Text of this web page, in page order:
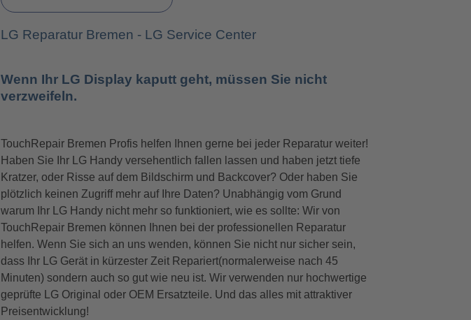
LG Reparatur Bremen - LG Service Center
Wenn Ihr LG Display kaputt geht, müssen Sie nicht
verzweifeln.
TouchRepair Bremen Profis helfen Ihnen gerne bei jeder Reparatur weiter!
Haben Sie Ihr LG Handy versehentlich fallen lassen und haben jetzt tiefe
Kratzer, oder Risse auf dem Bildschirm und Backcover? Oder haben Sie
plötzlich keinen Zugriff mehr auf Ihre Daten? Unabhängig vom Grund
warum Ihr LG Handy nicht mehr so funktioniert, wie es sollte: Wir von
TouchRepair Bremen können Ihnen bei der professionellen Reparatur
helfen. Wenn Sie sich an uns wenden, können Sie nicht nur sicher sein,
dass Ihr LG Gerät in kürzester Zeit Repariert(normalerweise nach 45
Minuten) sondern auch so gut wie neu ist. Wir verwenden nur hochwertige
geprüfte LG Original oder OEM Ersatzteile. Und das alles mit attraktiver
Preisentwicklung!